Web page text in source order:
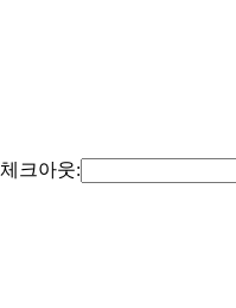
체크아웃: